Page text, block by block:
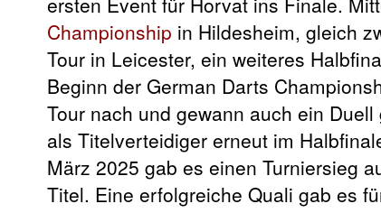
Championship in Hildesheim, gleich
Tour in Leicester, ein weiteres
Beginn der German Darts
Tour nach und gewann auch ein Duell
als Titelverteidiger erneut im
März 2025 gab es einen Turniersieg
Titel. Eine erfolgreiche Quali gab es